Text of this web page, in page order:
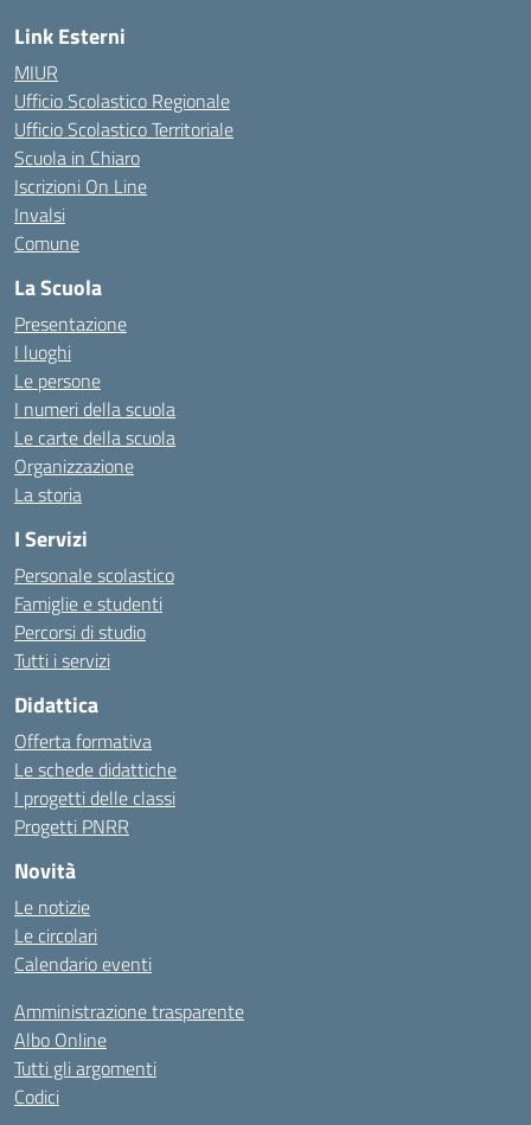
Link Esterni
MIUR
Ufficio Scolastico Regionale
Ufficio Scolastico Territoriale
Scuola in Chiaro
Iscrizioni On Line
Invalsi
Comune
La Scuola
Presentazione
I luoghi
Le persone
I numeri della scuola
Le carte della scuola
Organizzazione
La storia
I Servizi
Personale scolastico
Famiglie e studenti
Percorsi di studio
Tutti i servizi
Didattica
Offerta formativa
Le schede didattiche
I progetti delle classi
Progetti PNRR
Novità
Le notizie
Le circolari
Calendario eventi
Amministrazione trasparente
Albo Online
Tutti gli argomenti
Codici